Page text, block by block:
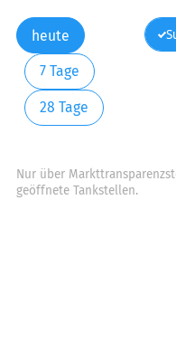
heute
7 Tage
28 Tage
Nur über
geöffnete Tankstellen.